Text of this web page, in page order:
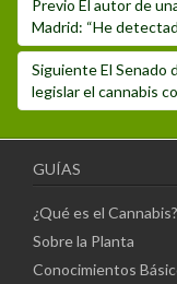
de
entradas
Previo Post
anterior:
El autor de
Madrid: “He
SiguienteSiguiente
post:
El Senado
legislar el cannabis
GUÍAS
¿Qué es el
Sobre la Planta
Conocimientos